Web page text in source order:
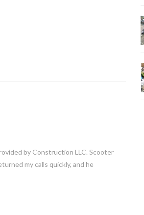
by Construction LLC. Scooter
my calls quickly, and he